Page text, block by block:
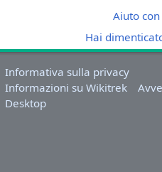
Aiuto con
Hai
Informativa sulla privacy
Informazioni su Wikitrek
Desktop